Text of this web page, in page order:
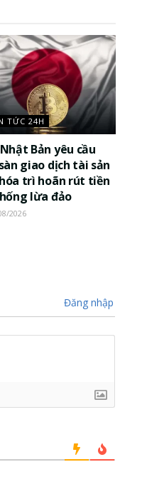
TỨC 24H
Nhật Bản yêu cầu
giao dịch tài sản
trì hoãn rút tiền
lừa đảo
2026
Đăng nhập